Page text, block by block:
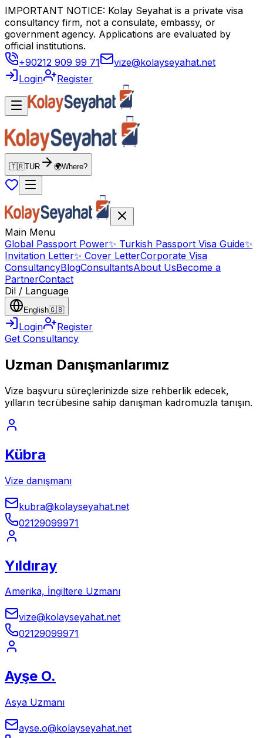
IMPORTANT NOTICE: Kolay Seyahat is a private visa
consultancy firm, not a consulate, embassy, or
government agency. Applications are evaluated by
official institutions.
+90212 909 99 71
vize@kolayseyahat.net
Login
Register
🇹🇷TUR 🌍Where?
Main Menu
Global Passport Power✨ Turkish Passport Visa Guide✨
Invitation Letter✨ Cover LetterCorporate Visa
ConsultancyBlogConsultantsAbout UsBecome a
PartnerContact
Dil / Language
English🇬🇧
Login
Register
Get Consultancy
Uzman Danışmanlarımız
Vize başvuru süreçlerinizde size rehberlik edecek,
yılların tecrübesine sahip danışman kadromuzla tanışın.
Kübra
Vize danışmanı
kubra@kolayseyahat.net
02129099971
Yıldıray
Amerika, İngiltere Uzmanı
vize@kolayseyahat.net
02129099971
Ayşe O.
Asya Uzmanı
ayse.o@kolayseyahat.net